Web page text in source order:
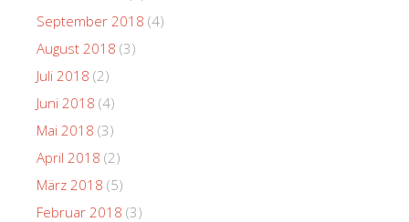
September 2018 (4)
August 2018 (3)
Juli 2018 (2)
Juni 2018 (4)
Mai 2018 (3)
April 2018 (2)
März 2018 (5)
Februar 2018 (3)